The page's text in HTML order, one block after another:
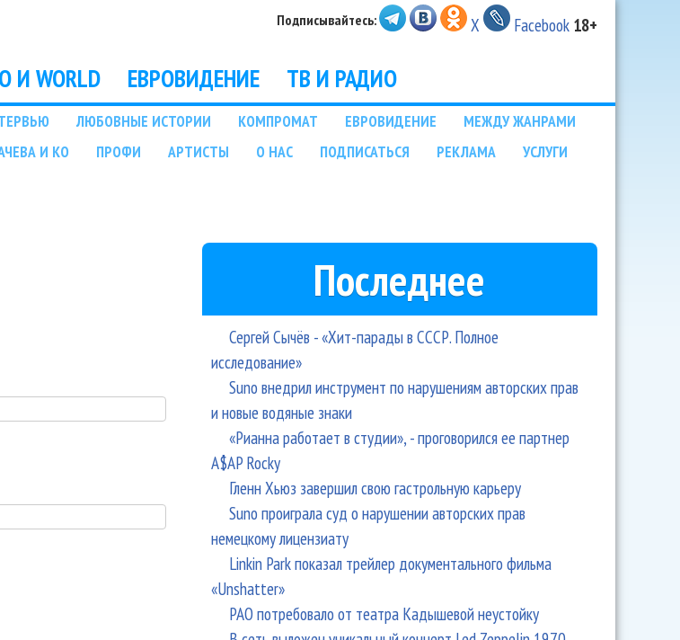
Подписывайтесь: X Facebook 18+
И WORLD ЕВРОВИДЕНИЕ ТВ И РАДИО
ЛЮБОВНЫЕ ИСТОРИИ КОМПРОМАТ ЕВРОВИДЕНИЕ
МЕЖДУ ЖАНРАМИ
И КО ПРОФИ АРТИСТЫ О НАС ПОДПИСАТЬСЯ РЕКЛАМА
УСЛУГИ
Последнее
Сергей Сычёв - «Хит-парады в СССР. Полное
исследование»
Suno внедрил инструмент по нарушениям авторских прав
и новые водяные знаки
«Рианна работает в студии», - проговорился ее партнер
A$AP Rocky
Гленн Хьюз завершил свою гастрольную карьеру
Suno проиграла суд о нарушении авторских прав
немецкому лицензиату
Linkin Park показал трейлер документального фильма
«Unshatter»
РАО потребовало от театра Кадышевой неустойку